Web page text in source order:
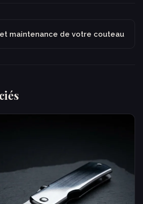
maintenance de votre couteau